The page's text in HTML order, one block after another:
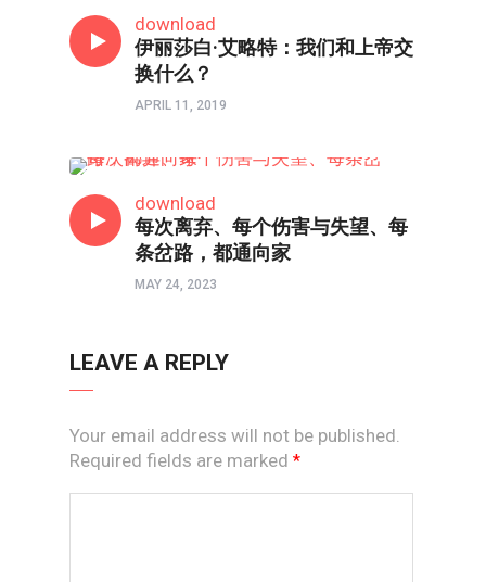
download
伊丽莎白·艾略特：我们和上帝交
换什么？
APRIL 11, 2019
download
每次离弃、每个伤害与失望、每
条岔路，都通向家
MAY 24, 2023
LEAVE A REPLY
Your email address will not be published.
Required fields are marked *